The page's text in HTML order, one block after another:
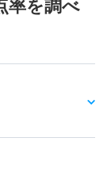
率を調べ